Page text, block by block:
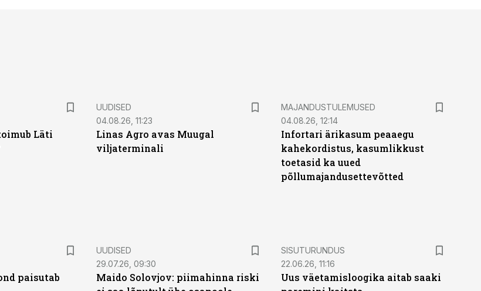
Läti
UUDISED
04.08.26, 11:23
Linas Agro avas Muugal
viljaterminali
MAJANDUSTULEMUSED
04.08.26, 12:14
Infortari ärikasum peaaegu
kahekordistus, kasumlikkust
toetasid ka uued
põllumajandusettevõtted
paisutab
UUDISED
29.07.26, 09:30
Maido Solovjov: piimahinna riski
ST
SISUTURUNDUS
22.06.26, 11:16
Uus väetamisloogika aitab saaki